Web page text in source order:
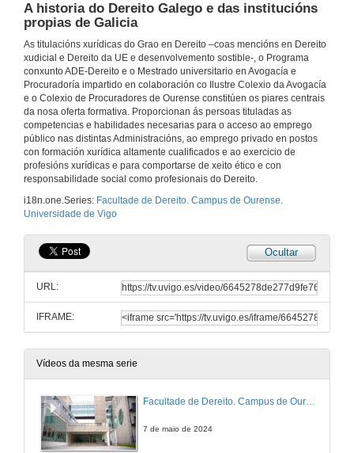
A historia do Dereito Galego e das institucións
propias de Galicia
As titulacións xurídicas do Grao en Dereito –coas mencións en Dereito
xudicial e Dereito da UE e desenvolvemento sostible-, o Programa
conxunto ADE-Dereito e o Mestrado universitario en Avogacía e
Procuradoría impartido en colaboración co Ilustre Colexio da Avogacía
e o Colexio de Procuradores de Ourense constitúen os piares centrais
da nosa oferta formativa. Proporcionan ás persoas tituladas as
competencias e habilidades necesarias para o acceso ao emprego
público nas distintas Administracións, ao emprego privado en postos
con formación xurídica altamente cualificados e ao exercicio de
profesións xurídicas e para comportarse de xeito ético e con
responsabilidade social como profesionais do Dereito.
i18n.one.Series: Facultade de Dereito. Campus de Ourense.
Universidade de Vigo
Ocultar
URL:
IFRAME:
Vídeos da mesma serie
Facultade de Dereito. Campus de Ourense. Universidade de Vigo
7 de maio de 2024